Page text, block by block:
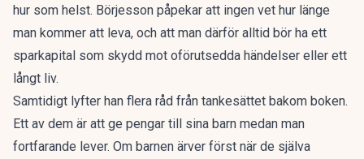
hur som helst. Börjesson påpekar att ingen vet hur länge
man kommer att leva, och att man därför alltid bör ha ett
sparkapital som skydd mot oförutsedda händelser eller ett
långt liv.
Samtidigt lyfter han flera råd från tankesättet bakom boken.
Ett av dem är att ge pengar till sina barn medan man
fortfarande lever. Om barnen ärver först när de själva